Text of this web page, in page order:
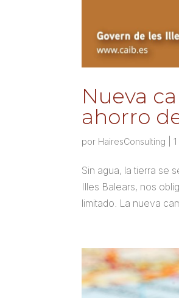
Nueva
ahorro
por HairesConsulting |
Sin agua, la tierra se
Illes Balears, nos
limitado. La nueva